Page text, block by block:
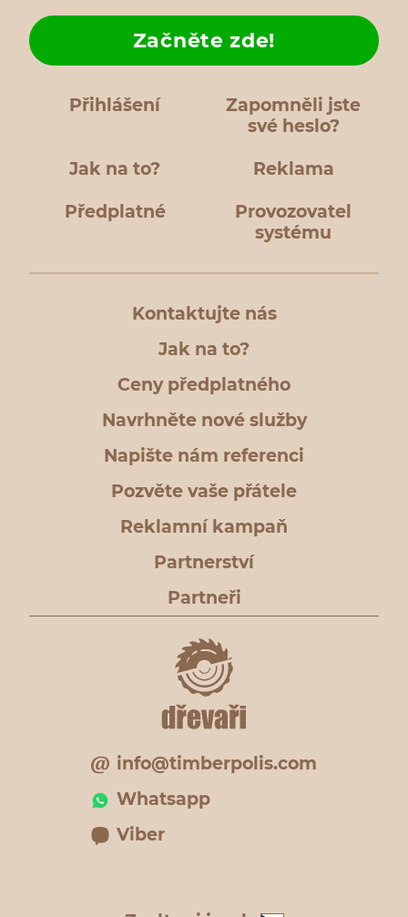
Přihlášení
Zapomněli jste
své heslo?
Jak na to?
Začněte zde!
Reklama
Předplatné
Provozovatel
systému
Kontaktujte nás
Jak na to?
Ceny předplatného
Navrhněte nové služby
Napište nám referenci
Pozvěte vaše přátele
Reklamní kampaň
Partnerství
Partneři
info@timberpolis.com
Whatsapp
Viber